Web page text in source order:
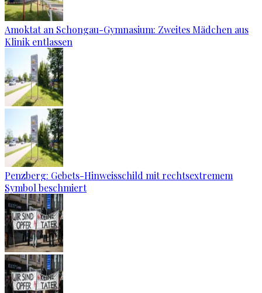
Amoktat an Schongau-Gymnasium: Zweites Mädchen aus
Klinik entlassen
Penzberg: Gebets-Hinweisschild mit rechtsextremem
Symbol beschmiert